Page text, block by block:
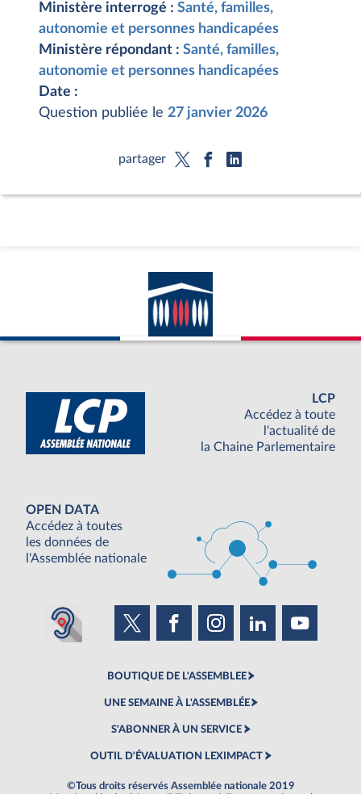
Ministère interrogé : Santé, familles,
autonomie et personnes handicapées
Ministère répondant : Santé, familles,
autonomie et personnes handicapées
Date :
Question publiée le 27 janvier 2026
partager
LCP
Accédez à toute
l'actualité de
la Chaine Parlementaire
OPEN DATA
Accédez à toutes
les données de
l'Assemblée nationale
BOUTIQUE DE L'ASSEMBLEE
UNE SEMAINE À L'ASSEMBLÉE
S'ABONNER À UN SERVICE
OUTIL D'ÉVALUATION LEXIMPACT
©Tous droits réservés Assemblée nationale 2019